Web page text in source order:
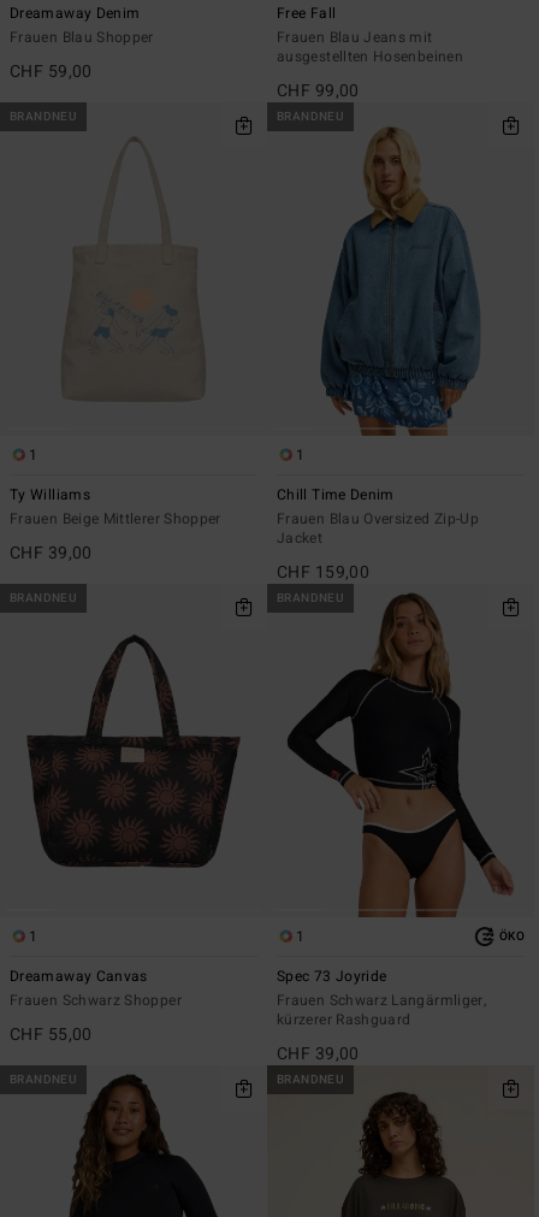
Dreamaway Denim
Frauen Blau Shopper
CHF 59,00
Free Fall
Frauen Blau Jeans mit
ausgestellten Hosenbeinen
CHF 99,00
BRANDNEU
1
Ty Williams
Frauen Beige Mittlerer Shopper
CHF 39,00
BRANDNEU
1
Chill Time Denim
Frauen Blau Oversized Zip-Up
Jacket
CHF 159,00
BRANDNEU
1
Dreamaway Canvas
Frauen Schwarz Shopper
CHF 55,00
BRANDNEU
1 ÖKO
Spec 73 Joyride
Frauen Schwarz Langärmliger,
kürzerer Rashguard
CHF 39,00
BRANDNEU BRANDNEU